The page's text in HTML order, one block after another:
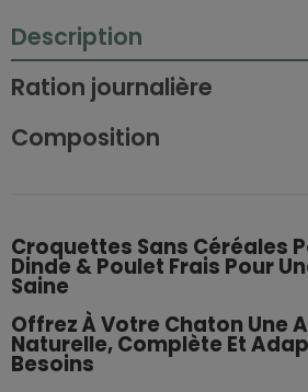
Description
Ration journalière
Composition
Croquettes Sans Céréales
Dinde & Poulet Frais Pour
Saine
Offrez À Votre Chaton Une
Naturelle, Complète Et
Besoins